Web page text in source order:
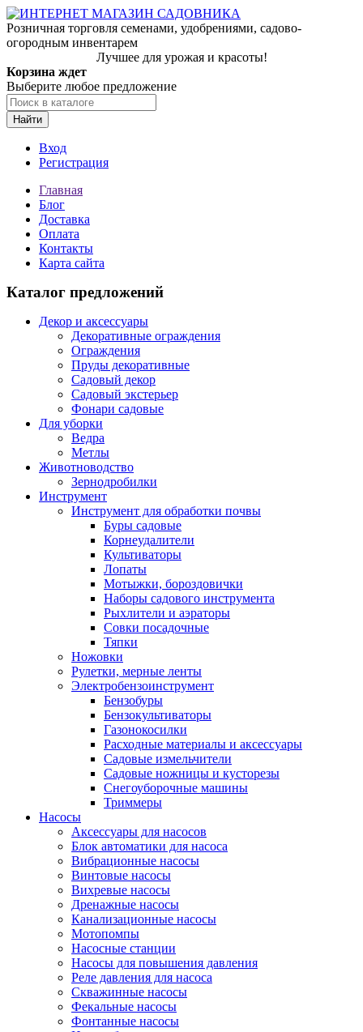
Розничная торговля семенами, удобрениями, садово-
огородным инвентарем
Лучшее для урожая и красоты!
Корзина ждет
Выберите любое предложение
Найти
Вход
Регистрация
Главная
Блог
Доставка
Оплата
Контакты
Карта сайта
Каталог предложений
Декор и аксессуары
Декоративные ограждения
Ограждения
Пруды декоративные
Садовый декор
Садовый экстерьер
Фонари садовые
Для уборки
Ведра
Метлы
Животноводство
Зернодробилки
Инструмент
Инструмент для обработки почвы
Буры садовые
Корнеудалители
Культиваторы
Лопаты
Мотыжки, бороздовички
Наборы садового инструмента
Рыхлители и аэраторы
Совки посадочные
Тяпки
Ножовки
Рулетки, мерные ленты
Электробензоинструмент
Бензобуры
Бензокультиваторы
Газонокосилки
Расходные материалы и аксессуары
Садовые измельчители
Садовые ножницы и кусторезы
Снегоуборочные машины
Триммеры
Насосы
Аксессуары для насосов
Блок автоматики для насоса
Вибрационные насосы
Винтовые насосы
Вихревые насосы
Дренажные насосы
Канализационные насосы
Мотопомпы
Насосные станции
Насосы для повышения давления
Реле давления для насоса
Скважинные насосы
Фекальные насосы
Фонтанные насосы